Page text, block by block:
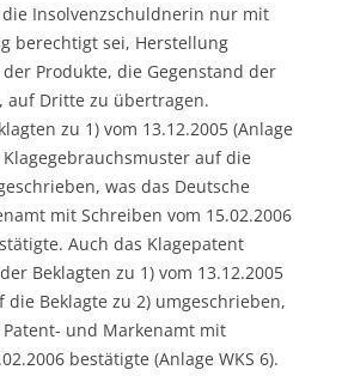
Insolvenzschuldnerin nur mit
berechtigt sei, Herstellung
Produkte, die Gegenstand der
auf Dritte zu übertragen.
zu 1) vom 13.12.2005 (Anlage
Klagegebrauchsmuster auf die
was das Deutsche
mit Schreiben vom 15.02.2006
Auch das Klagepatent
Beklagten zu 1) vom 13.12.2005
die Beklagte zu 2) umgeschrieben,
Patent- und Markenamt mit
bestätigte (Anlage WKS 6).